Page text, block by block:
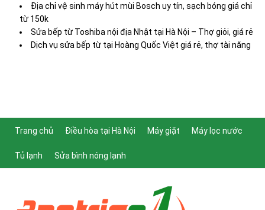
Địa chỉ vệ sinh máy hút mùi Bosch uy tín, sạch bóng giá chỉ
từ 150k
Sửa bếp từ Toshiba nội địa Nhật tại Hà Nội – Thợ giỏi, giá rẻ
Dịch vụ sửa bếp từ tại Hoàng Quốc Việt giá rẻ, thợ tài năng
Trang chủ Điều hòa tại Hà Nội Máy giặt Máy lọc nước
Tủ lạnh Sửa bình nóng lạnh